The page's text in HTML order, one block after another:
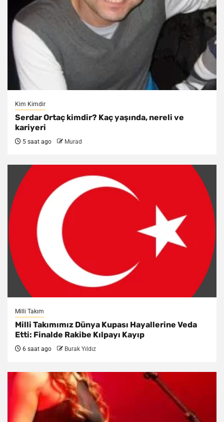
Kim Kimdir
Serdar Ortaç kimdir? Kaç yaşında, nereli ve
kariyeri
5 saat ago Murad
Milli Takım
Milli Takımımız Dünya Kupası Hayallerine Veda
Etti: Finalde Rakibe Kılpayı Kayıp
6 saat ago Burak Yıldız